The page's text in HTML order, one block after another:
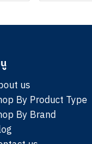
us
By Product Type
By Brand